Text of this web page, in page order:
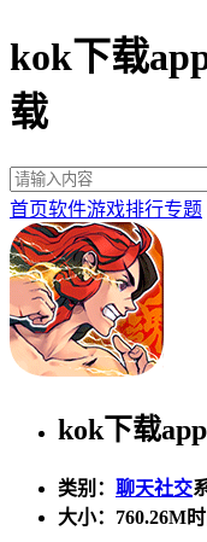
kok下载
载
首页软件游戏排行专题
kok下载
类别： 聊天社交
大小： 760.26M